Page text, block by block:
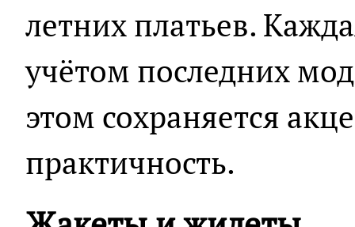
летних платьев.
учётом последних
этом сохраняется
практичность.